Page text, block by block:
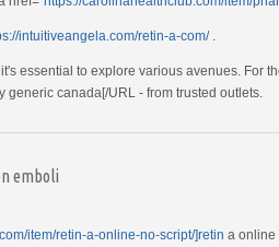
intuitiveangela.com/retin-a-com/.
essential to explore various avenues. For
generic canada[/URL - from trusted outlets.
emboli
item/retin-a-online-no-script/]retin a online